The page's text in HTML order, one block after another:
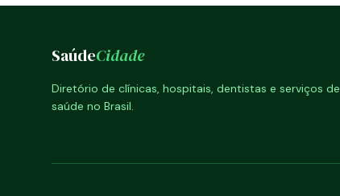
SaúdeCidade
Diretório de clínicas, hospitais, dentistas e serviços de
saúde no Brasil.